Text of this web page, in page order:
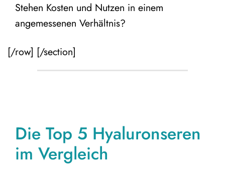
Stehen Kosten und Nutzen in einem
angemessenen Verhältnis?
[/row] [/section]
Die Top 5 Hyaluronseren
im Vergleich